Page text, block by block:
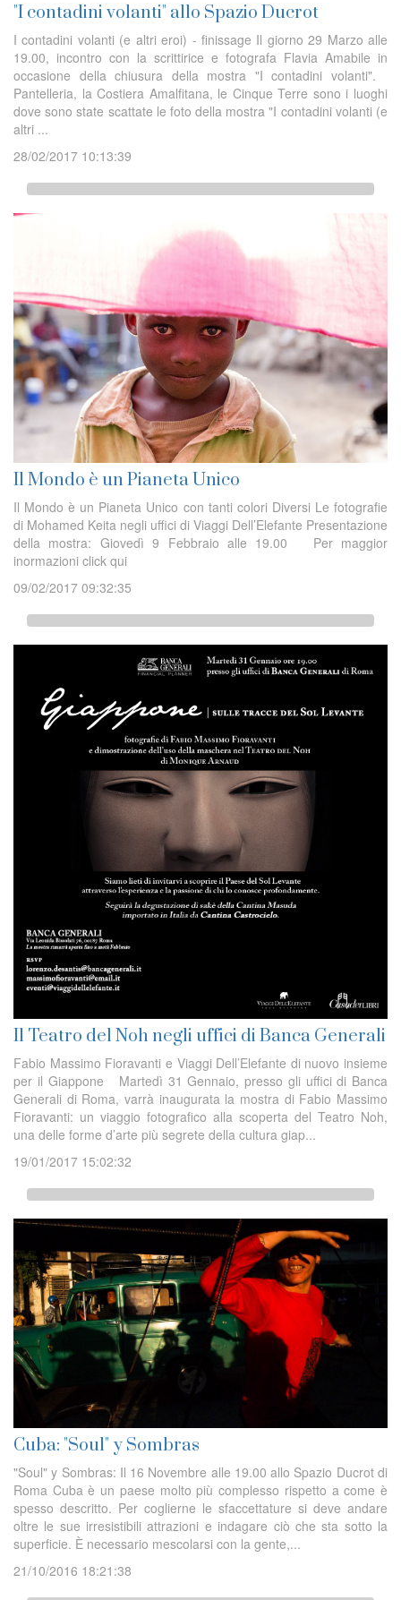
"I contadini volanti" allo Spazio Ducrot
I contadini volanti (e altri eroi) - finissage Il giorno 29 Marzo alle
19.00, incontro con la scrittirice e fotografa Flavia Amabile in
occasione della chiusura della mostra "I contadini volanti".
Pantelleria, la Costiera Amalfitana, le Cinque Terre sono i luoghi
dove sono state scattate le foto della mostra "I contadini volanti (e
altri ...
28/02/2017 10:13:39
Il Mondo è un Pianeta Unico
Il Mondo è un Pianeta Unico con tanti colori Diversi Le fotografie
di Mohamed Keita negli uffici di Viaggi Dell’Elefante Presentazione
della mostra: Giovedì 9 Febbraio alle 19.00 Per maggior
inormazioni click qui
09/02/2017 09:32:35
Il Teatro del Noh negli uffici di Banca Generali
Fabio Massimo Fioravanti e Viaggi Dell’Elefante di nuovo insieme
per il Giappone Martedì 31 Gennaio, presso gli uffici di Banca
Generali di Roma, varrà inaugurata la mostra di Fabio Massimo
Fioravanti: un viaggio fotografico alla scoperta del Teatro Noh,
una delle forme d’arte più segrete della cultura giap...
19/01/2017 15:02:32
Cuba: "Soul" y Sombras
"Soul" y Sombras: Il 16 Novembre alle 19.00 allo Spazio Ducrot di
Roma Cuba è un paese molto più complesso rispetto a come è
spesso descritto. Per coglierne le sfaccettature si deve andare
oltre le sue irresistibili attrazioni e indagare ciò che sta sotto la
superficie. È necessario mescolarsi con la gente,...
21/10/2016 18:21:38